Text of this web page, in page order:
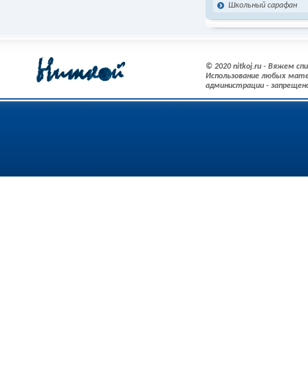
Школьный сарафан
© 2020 nitkoj.ru - Вяжем
Использование любых
администрации -